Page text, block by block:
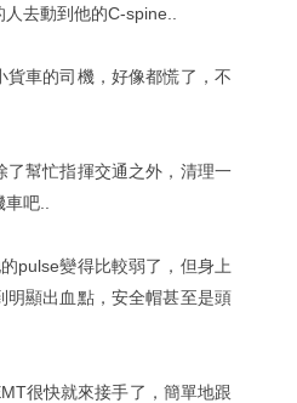
去動到他的C-spine..
貨車的司機，好像都慌了，不
了幫忙指揮交通之外，清理一
吧..
pulse變得比較弱了，但身上
明顯出血點，安全帽甚至是頭
很快就來接手了，簡單地跟